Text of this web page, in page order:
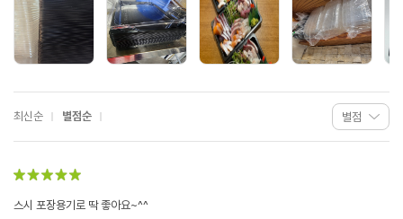
최신순 별점순
스시 포장용기로 딱 좋아요~^^